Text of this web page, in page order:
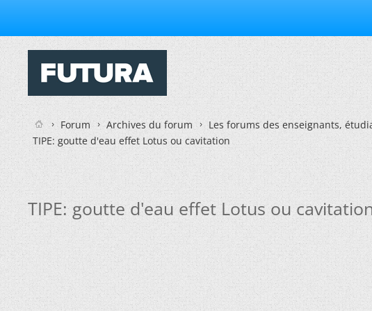
Forum Archives du forum Les forums des enseignants,
TIPE: goutte d'eau effet Lotus ou cavitation
TIPE: goutte d'eau effet Lotus ou